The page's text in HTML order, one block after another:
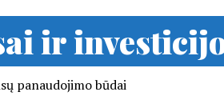
ir
panaudojimo būdai